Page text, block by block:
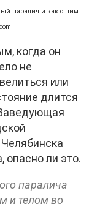
паралич и как с ним
когда он
не
или
длится
опасно ли это.
паралича
и телом во